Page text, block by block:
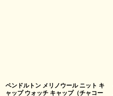
ペンドルトン メリノウール ニット キ
ャップ ウォッチ キャップ（チャコー